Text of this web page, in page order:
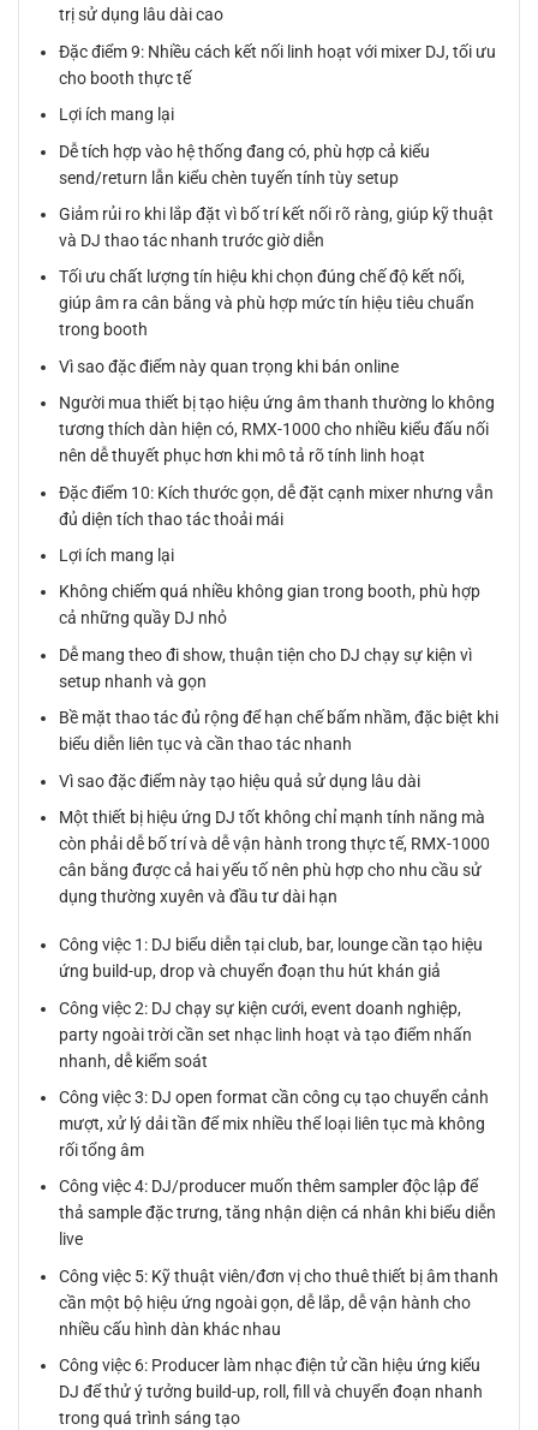
trị sử dụng lâu dài cao
Đặc điểm 9: Nhiều cách kết nối linh hoạt với mixer DJ, tối ưu
cho booth thực tế
Lợi ích mang lại
Dễ tích hợp vào hệ thống đang có, phù hợp cả kiểu
send/return lẫn kiểu chèn tuyến tính tùy setup
Giảm rủi ro khi lắp đặt vì bố trí kết nối rõ ràng, giúp kỹ thuật
và DJ thao tác nhanh trước giờ diễn
Tối ưu chất lượng tín hiệu khi chọn đúng chế độ kết nối,
giúp âm ra cân bằng và phù hợp mức tín hiệu tiêu chuẩn
trong booth
Vì sao đặc điểm này quan trọng khi bán online
Người mua thiết bị tạo hiệu ứng âm thanh thường lo không
tương thích dàn hiện có, RMX-1000 cho nhiều kiểu đấu nối
nên dễ thuyết phục hơn khi mô tả rõ tính linh hoạt
Đặc điểm 10: Kích thước gọn, dễ đặt cạnh mixer nhưng vẫn
đủ diện tích thao tác thoải mái
Lợi ích mang lại
Không chiếm quá nhiều không gian trong booth, phù hợp
cả những quầy DJ nhỏ
Dễ mang theo đi show, thuận tiện cho DJ chạy sự kiện vì
setup nhanh và gọn
Bề mặt thao tác đủ rộng để hạn chế bấm nhầm, đặc biệt khi
biểu diễn liên tục và cần thao tác nhanh
Vì sao đặc điểm này tạo hiệu quả sử dụng lâu dài
Một thiết bị hiệu ứng DJ tốt không chỉ mạnh tính năng mà
còn phải dễ bố trí và dễ vận hành trong thực tế, RMX-1000
cân bằng được cả hai yếu tố nên phù hợp cho nhu cầu sử
dụng thường xuyên và đầu tư dài hạn
Công việc 1: DJ biểu diễn tại club, bar, lounge cần tạo hiệu
ứng build-up, drop và chuyển đoạn thu hút khán giả
Công việc 2: DJ chạy sự kiện cưới, event doanh nghiệp,
party ngoài trời cần set nhạc linh hoạt và tạo điểm nhấn
nhanh, dễ kiểm soát
Công việc 3: DJ open format cần công cụ tạo chuyển cảnh
mượt, xử lý dải tần để mix nhiều thể loại liên tục mà không
rối tổng âm
Công việc 4: DJ/producer muốn thêm sampler độc lập để
thả sample đặc trưng, tăng nhận diện cá nhân khi biểu diễn
live
Công việc 5: Kỹ thuật viên/đơn vị cho thuê thiết bị âm thanh
cần một bộ hiệu ứng ngoài gọn, dễ lắp, dễ vận hành cho
nhiều cấu hình dàn khác nhau
Công việc 6: Producer làm nhạc điện tử cần hiệu ứng kiểu
DJ để thử ý tưởng build-up, roll, fill và chuyển đoạn nhanh
trong quá trình sáng tạo